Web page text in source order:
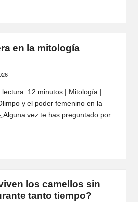
en la mitología
12 minutos | Mitología |
y el poder femenino en la
vez te has preguntado por
los camellos sin
tanto tiempo?